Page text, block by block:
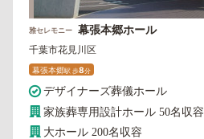
雅セレモニー 幕張本郷ホール
千葉市花見川区
幕張本郷駅歩8分
デザイナーズ葬儀ホール
家族葬専用設計ホール 50名収容
大ホール 200名収容